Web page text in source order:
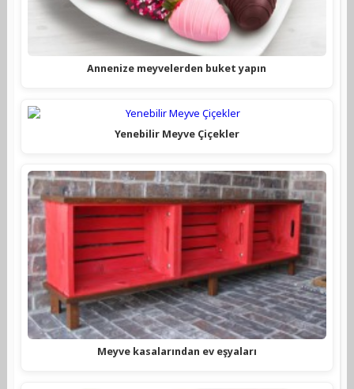
Annenize meyvelerden buket yapın
Yenebilir Meyve Çiçekler
Meyve kasalarından ev eşyaları